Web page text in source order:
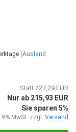
(Ausland
Statt 227,29 EUR
Nur ab 215,93 EUR
Sie sparen 5%
MwSt. zzgl. Versand